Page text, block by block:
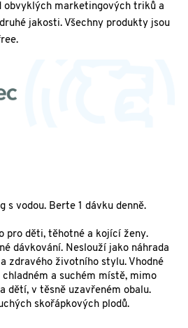
obvyklých marketingových triků a
jakosti. Všechny produkty jsou
s vodou. Berte 1 dávku denně.
pro děti, těhotné a kojící ženy.
dávkování. Neslouží jako náhrada
zdravého životního stylu. Vhodné
a suchém místě, mimo
dětí, v těsně uzavřeném obalu.
skořápkových plodů.